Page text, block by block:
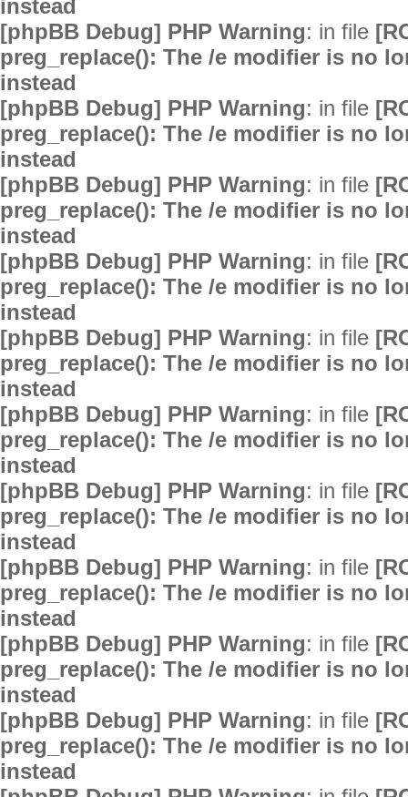
instead
[phpBB Debug] PHP Warning: in file
preg_replace(): The /e modifier is no
instead
[phpBB Debug] PHP Warning: in file
preg_replace(): The /e modifier is no
instead
[phpBB Debug] PHP Warning: in file
preg_replace(): The /e modifier is no
instead
[phpBB Debug] PHP Warning: in file
preg_replace(): The /e modifier is no
instead
[phpBB Debug] PHP Warning: in file
preg_replace(): The /e modifier is no
instead
[phpBB Debug] PHP Warning: in file
preg_replace(): The /e modifier is no
instead
[phpBB Debug] PHP Warning: in file
preg_replace(): The /e modifier is no
instead
[phpBB Debug] PHP Warning: in file
preg_replace(): The /e modifier is no
instead
[phpBB Debug] PHP Warning: in file
preg_replace(): The /e modifier is no
instead
[phpBB Debug] PHP Warning: in file
preg_replace(): The /e modifier is no
instead